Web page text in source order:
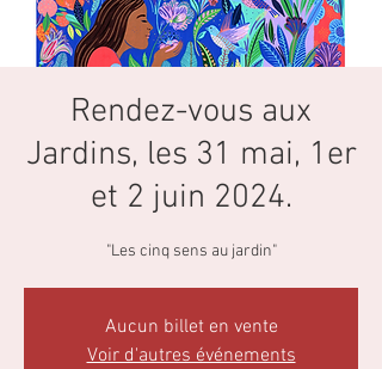
Rendez-vous aux
Jardins, les 31 mai, 1er
et 2 juin 2024.
"Les cinq sens au jardin"
Aucun billet en vente
Voir d'autres événements